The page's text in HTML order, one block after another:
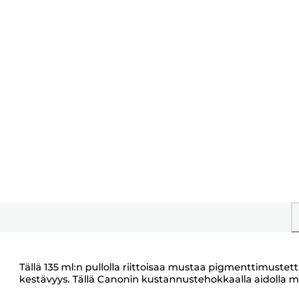
Tällä 135 ml:n pullolla riittoisaa mustaa
kestävyys. Tällä Canonin kustannustehokkaalla aidolla